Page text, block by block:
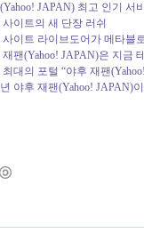
JAPAN) 최고 인기 서
이트의 새 단장 러쉬
이트 라이브도어가 메타블
팬(Yahoo! JAPAN)은 지금
대의 포털 “야후 재팬
야후 재팬(Yahoo! JAPAN)